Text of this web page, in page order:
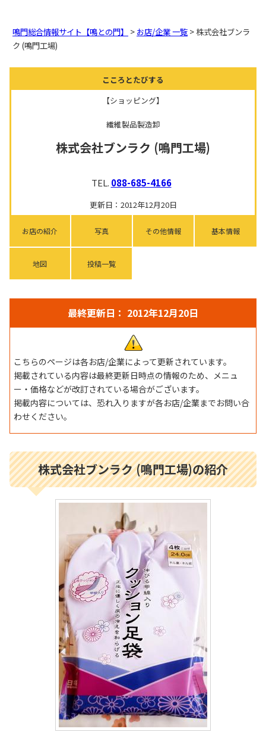
鳴門総合情報サイト【鳴との門】 > お店/企業 一覧 > 株式会社ブンラ
ク (鳴門工場)
こころとたびする
【ショッピング】
繊維製品製造卸
株式会社ブンラク (鳴門工場)
TEL. 088-685-4166
更新日：2012年12月20日
お店の紹介 写真 その他情報 基本情報
地図 投稿一覧
最終更新日： 2012年12月20日
こちらのページは各お店/企業によって更新されています。
掲載されている内容は最終更新日時点の情報のため、メニュ
ー・価格などが改訂されている場合がございます。
掲載内容については、恐れ入りますが各お店/企業までお問い合
わせください。
株式会社ブンラク (鳴門工場)の紹介